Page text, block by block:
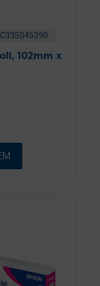
C33S045390
102mm x